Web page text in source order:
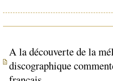
A la découverte de la
discographique